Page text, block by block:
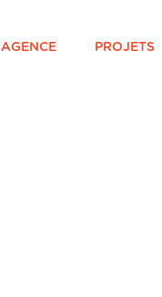
AGENCE PROJETS